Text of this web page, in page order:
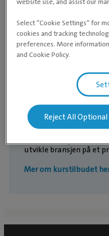
Når man jobber med
utvikling, er det
Evidensias egen
Academy, tilbyr
nivåer. Her er alle
utvikle bransjen på et
Mer om kurstilbudet
Select “Cookie Settings” for
cookies and tracking
preferences. More
and Cookie Policy.
Reject All Optional